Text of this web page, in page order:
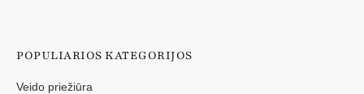
POPULIARIOS KATEGORIJOS
Veido priežiūra